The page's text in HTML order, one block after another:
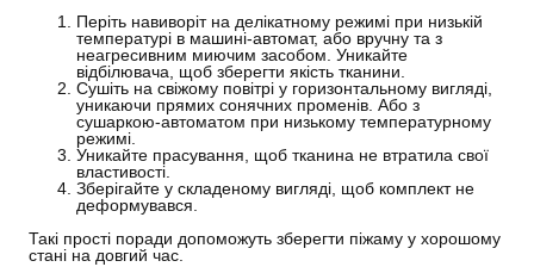
Періть навиворіт на делікатному режимі при низькій
температурі в машині-автомат, або вручну та з
неагресивним миючим засобом. Уникайте
відбілювача, щоб зберегти якість тканини.
Сушіть на свіжому повітрі у горизонтальному вигляді,
уникаючи прямих сонячних променів. Або з
сушаркою-автоматом при низькому температурному
режимі.
Уникайте прасування, щоб тканина не втратила свої
властивості.
Зберігайте у складеному вигляді, щоб комплект не
деформувався.
Такі прості поради допоможуть зберегти піжаму у хорошому
стані на довгий час.